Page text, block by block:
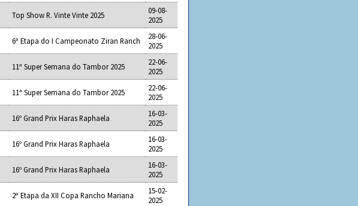
Top Show R. Vinte Vinte 2025
09-08-
2025
6ª Etapa do I Campeonato Ziran Ranch
28-06-
2025
11ª Super Semana do Tambor 2025
22-06-
2025
11ª Super Semana do Tambor 2025
22-06-
2025
16º Grand Prix Haras Raphaela
16-03-
2025
16º Grand Prix Haras Raphaela
16-03-
2025
16º Grand Prix Haras Raphaela
16-03-
2025
2ª Etapa da XII Copa Rancho Mariana
15-02-
2025